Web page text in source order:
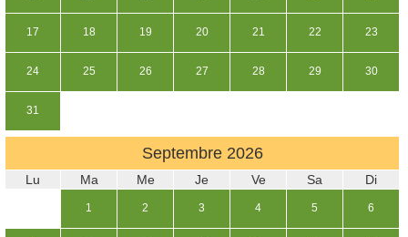
17 18 19 20 21 22 23
24 25 26 27 28 29 30
31
Septembre 2026
Lu Ma Me Je Ve Sa Di
1 2 3 4 5 6